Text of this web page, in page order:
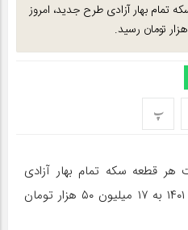
تمام بهار آزادی طرح جدید، امروز
پ
هر قطعه سکه تمام بهار آزادی
طرح جدید، امروز نهم آذر ماه ۱۴۰۱ به ۱۷ میلیون ۵۰ هزار تومان